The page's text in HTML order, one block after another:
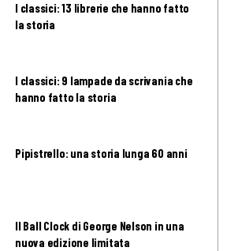
I classici: 13 librerie che hanno fatto
la storia
I classici: 9 lampade da scrivania che
hanno fatto la storia
Pipistrello: una storia lunga 60 anni
Il Ball Clock di George Nelson in una
nuova edizione limitata